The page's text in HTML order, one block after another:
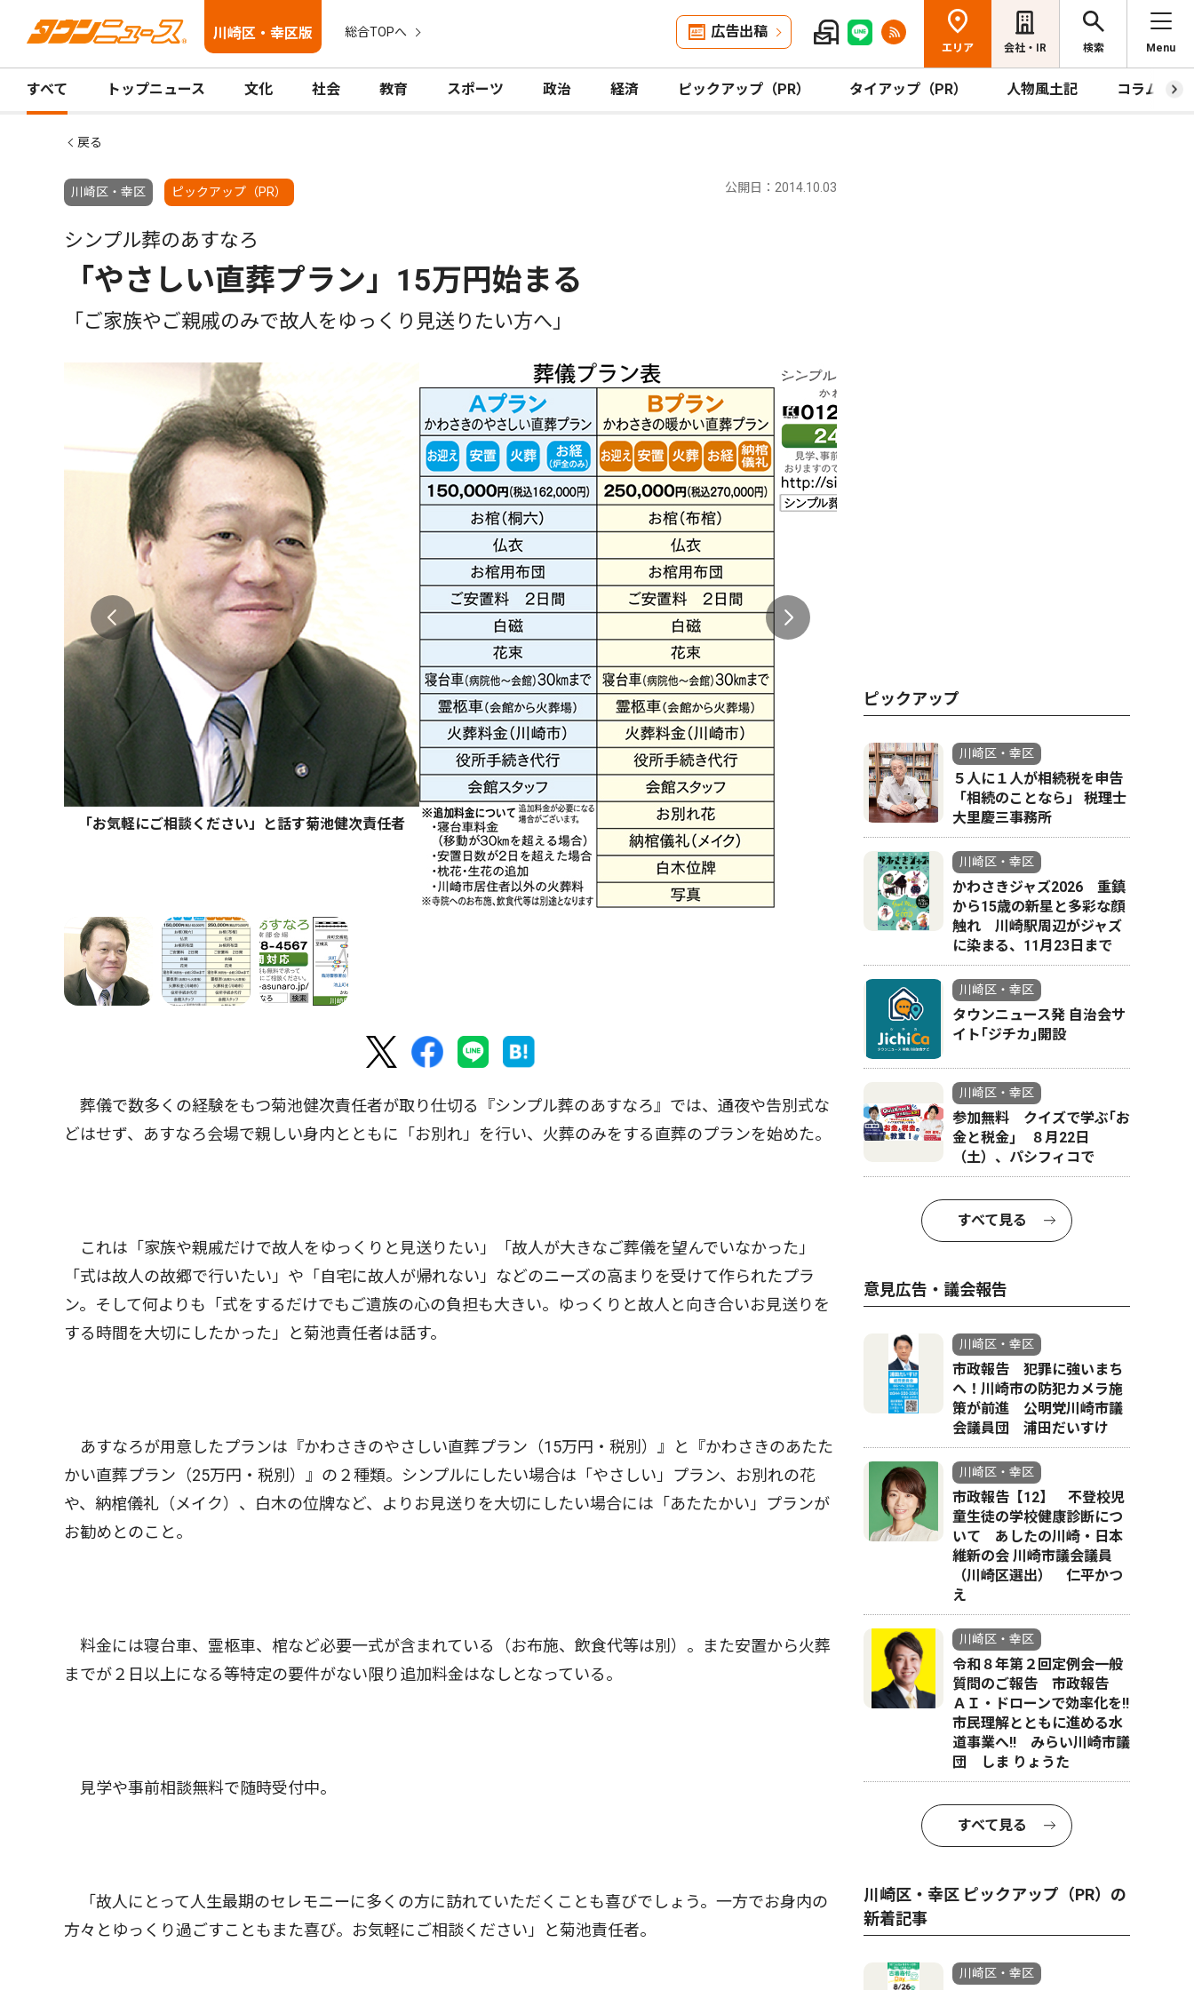
川崎区・幸区版 総合TOPへ 広告出稿
エリア 会社・IR 検索 Menu
すべて トップニュース 文化 社会 教育 スポーツ 政治 経済 ピックアップ（PR） タイアップ（PR） 人物風土記 コラム
戻る
川崎区・幸区 ピックアップ（PR） 公開日：2014.10.03
シンプル葬のあすなろ
「やさしい直葬プラン」15万円始まる
「ご家族やご親戚のみで故人をゆっくり見送りたい方へ」
「お気軽にご相談ください」と話す菊池健次責任者
葬儀で数多くの経験をもつ菊池健次責任者が取り仕切る『シンプル葬のあすなろ』では、通夜や告別式な
どはせず、あすなろ会場で親しい身内とともに「お別れ」を行い、火葬のみをする直葬のプランを始めた。
これは「家族や親戚だけで故人をゆっくりと見送りたい」「故人が大きなご葬儀を望んでいなかった」
「式は故人の故郷で行いたい」や「自宅に故人が帰れない」などのニーズの高まりを受けて作られたプラ
ン。そして何よりも「式をするだけでもご遺族の心の負担も大きい。ゆっくりと故人と向き合いお見送りを
する時間を大切にしたかった」と菊池責任者は話す。
あすなろが用意したプランは『かわさきのやさしい直葬プラン（15万円・税別）』と『かわさきのあたた
かい直葬プラン（25万円・税別）』の２種類。シンプルにしたい場合は「やさしい」プラン、お別れの花
や、納棺儀礼（メイク）、白木の位牌など、よりお見送りを大切にしたい場合には「あたたかい」プランが
お勧めとのこと。
料金には寝台車、霊柩車、棺など必要一式が含まれている（お布施、飲食代等は別）。また安置から火葬
までが２日以上になる等特定の要件がない限り追加料金はなしとなっている。
見学や事前相談無料で随時受付中。
「故人にとって人生最期のセレモニーに多くの方に訪れていただくことも喜びでしょう。一方でお身内の
方々とゆっくり過ごすこともまた喜び。お気軽にご相談ください」と菊池責任者。
ピックアップ
川崎区・幸区
５人に１人が相続税を申告
「相続のことなら」 税理士
大里慶三事務所
川崎区・幸区
かわさきジャズ2026 重鎮
から15歳の新星と多彩な顔
触れ 川崎駅周辺がジャズ
に染まる、11月23日まで
川崎区・幸区
タウンニュース発 自治会サ
イト｢ジチカ｣開設
川崎区・幸区
参加無料 クイズで学ぶ｢お
金と税金｣ ８月22日
（土）、パシフィコで
すべて見る
意見広告・議会報告
川崎区・幸区
市政報告 犯罪に強いまち
へ！川崎市の防犯カメラ施
策が前進 公明党川崎市議
会議員団 浦田だいすけ
川崎区・幸区
市政報告【12】 不登校児
童生徒の学校健康診断につ
いて あしたの川崎・日本
維新の会 川崎市議会議員
（川崎区選出） 仁平かつ
え
川崎区・幸区
令和８年第２回定例会一般
質問のご報告 市政報告
ＡＩ・ドローンで効率化を!!
市民理解とともに進める水
道事業へ!! みらい川崎市議
団 しま りょうた
すべて見る
川崎区・幸区 ピックアップ（PR）の
新着記事
川崎区・幸区